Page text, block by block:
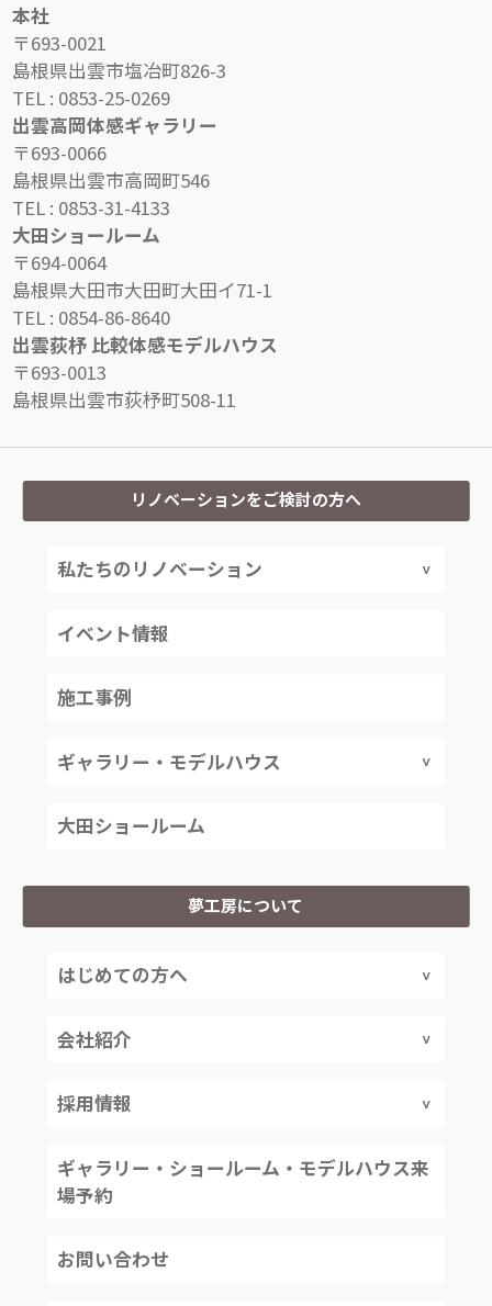
本社
〒693-0021
島根県出雲市塩冶町826-3
TEL : 0853-25-0269
出雲高岡体感ギャラリー
〒693-0066
島根県出雲市高岡町546
TEL : 0853-31-4133
大田ショールーム
〒694-0064
島根県大田市大田町大田イ71-1
TEL : 0854-86-8640
出雲荻杼 比較体感モデルハウス
〒693-0013
島根県出雲市荻杼町508-11
リノベーションをご検討の方へ
私たちのリノベーション
イベント情報
施工事例
ギャラリー・モデルハウス
大田ショールーム
夢工房について
はじめての方へ
会社紹介
採用情報
ギャラリー・ショールーム・モデルハウス来
場予約
お問い合わせ